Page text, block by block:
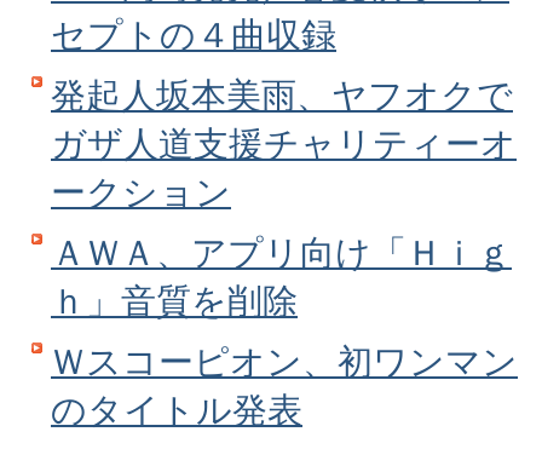
セプトの４曲収録
発起人坂本美雨、ヤフオクで
ガザ人道支援チャリティーオ
ークション
ＡＷＡ、アプリ向け「Ｈｉｇ
ｈ」音質を削除
Ｗスコーピオン、初ワンマン
のタイトル発表